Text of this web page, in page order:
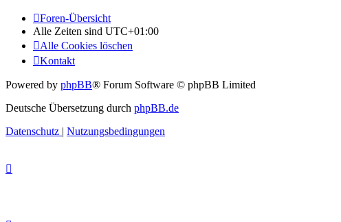
Foren-Übersicht
Alle Zeiten sind UTC+01:00
Alle Cookies löschen
Kontakt
Powered by phpBB® Forum Software © phpBB Limited
Deutsche Übersetzung durch phpBB.de
Datenschutz | Nutzungsbedingungen